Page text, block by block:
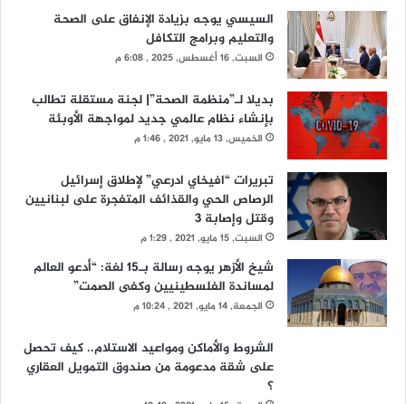
السيسي يوجه بزيادة الإنفاق على الصحة
والتعليم وبرامج التكافل
السبت, 16 أغسطس, 2025 , 6:08 م
بديلا لـ”منظمة الصحة”| لجنة مستقلة تطالب
بإنشاء نظام عالمي جديد لمواجهة الأوبئة
الخميس, 13 مايو, 2021 , 1:46 م
تبريرات “افيخاي ادرعي” لإطلاق إسرائيل
الرصاص الحي والقذائف المتفجرة على لبنانيين
وقتل وإصابة 3
السبت, 15 مايو, 2021 , 1:29 م
شيخ الأزهر يوجه رسالة بـ15 لغة: “أدعو العالم
لمساندة الفلسطينيين وكفى الصمت”
الجمعة, 14 مايو, 2021 , 10:24 م
الشروط والأماكن ومواعيد الاستلام.. كيف تحصل
على شقة مدعومة من صندوق التمويل العقاري
؟